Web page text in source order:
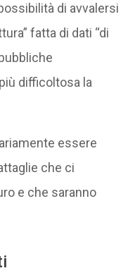
di avvalersi
fatta di dati “di
difficoltosa la
essere
che ci
e che saranno